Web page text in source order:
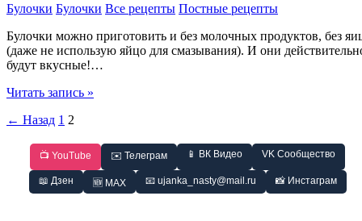
Булочки Булочки Все рецепты Постные рецепты
Булочки можно приготовить и без молочных продуктов, без
(даже не использую яйцо для смазывания). И они
будут вкусные!…
Сахарные
как
Рецепт
Читать запись »
← Назад 1 2
📺 YouTube ✉️ Телеграм 📱 ВК Видео VK Сообщество
📖 Дзен 🆕 MAX 📧 ujanka_nasty@mail.ru 📸 Инстаграм